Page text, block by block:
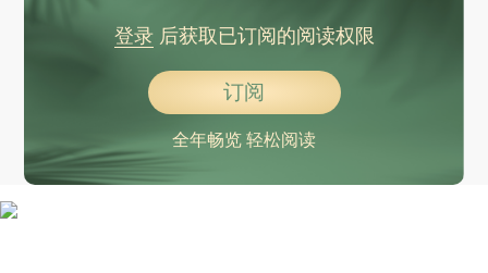
登录后获取已订阅的阅读权限
订阅
全年畅览 轻松阅读